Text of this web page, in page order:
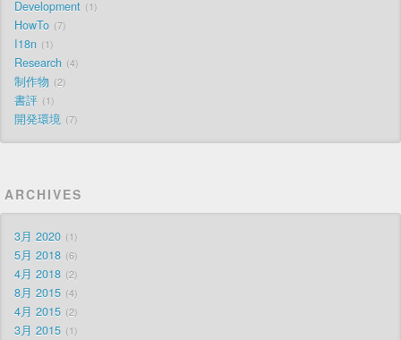
Development 1
HowTo 7
I18n 1
Research 4
制作物 2
書評 1
開発環境 7
ARCHIVES
3月 2020 1
5月 2018 6
4月 2018 2
8月 2015 4
4月 2015 2
3月 2015 1